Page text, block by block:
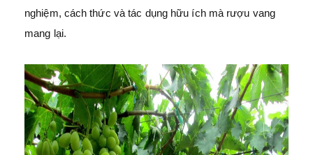
nghiệm, cách thức và tác dụng hữu ích mà rượu vang
mang lại.